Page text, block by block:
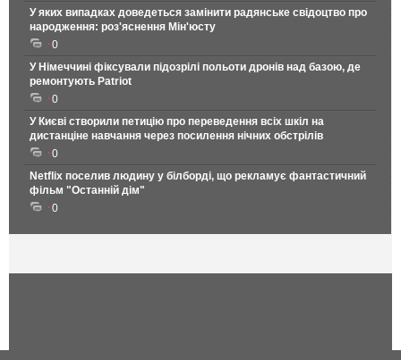
У яких випадках доведеться замінити радянське свідоцтво про
народження: роз'яснення Мін'юсту
0
У Німеччині фіксували підозрілі польоти дронів над базою, де
ремонтують Patriot
0
У Києві створили петицію про переведення всіх шкіл на
дистанціне навчання через посилення нічних обстрілів
0
Netflix поселив людину у білборді, що рекламує фантастичний
фільм "Останній дім"
0